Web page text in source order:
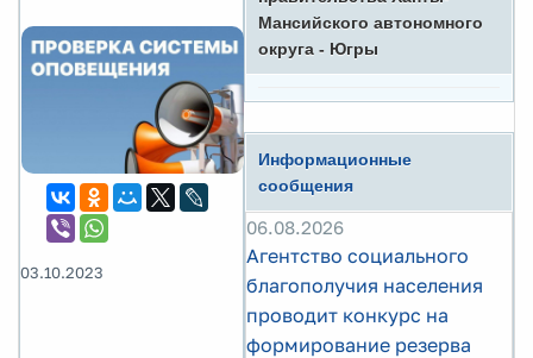
03.10.2023
Мансийского автономного
округа - Югры
Информационные
сообщения
06.08.2026
Агентство социального
благополучия населения
проводит конкурс на
формирование резерва